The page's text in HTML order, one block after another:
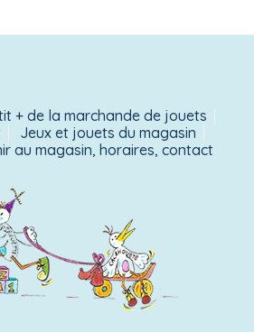
+ de la marchande de jouets
Jeux et jouets du magasin
au magasin, horaires, contact